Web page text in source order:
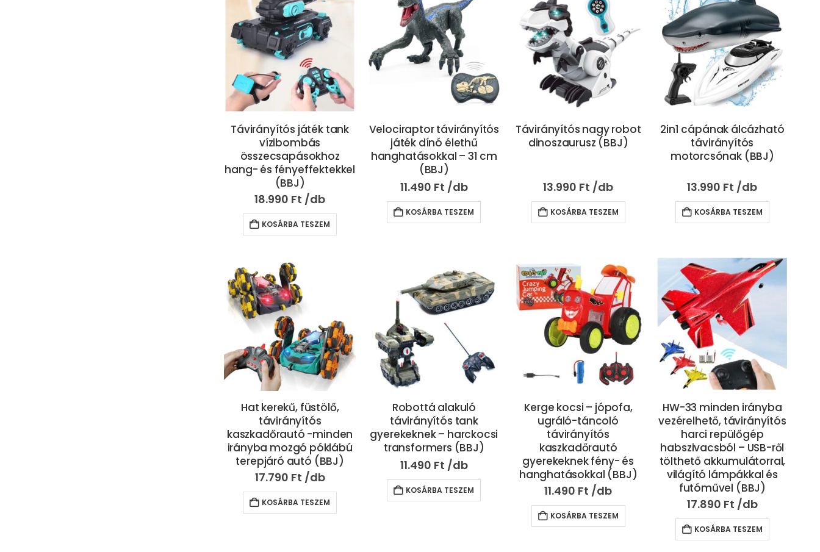
Távirányítós játék tank
vízibombás
összecsapásokhoz
hang- és fényeffektekkel
(BBJ)
18.990 Ft
KOSÁRBA TESZEM
Velociraptor távirányítós
játék dínó élethű
hanghatásokkal – 31 cm
(BBJ)
11.490 Ft
KOSÁRBA TESZEM
Távirányítós nagy robot
dinoszaurusz (BBJ)
13.990 Ft
KOSÁRBA TESZEM
2in1 cápának álcázható
távirányítós
motorcsónak (BBJ)
13.990 Ft
KOSÁRBA TESZEM
Hat kerekű, füstölő,
távirányítós
kaszkadőrautó -minden
irányba mozgó póklábú
terepjáró autó (BBJ)
17.790 Ft
KOSÁRBA TESZEM
Robottá alakuló
távirányítós tank
gyerekeknek – harckocsi
transformers (BBJ)
11.490 Ft
KOSÁRBA TESZEM
Kerge kocsi – jópofa,
ugráló-táncoló
távirányítós
kaszkadőrautó
gyerekeknek fény- és
hanghatásokkal (BBJ)
11.490 Ft
KOSÁRBA TESZEM
HW-33 minden irányba
vezérelhető, távirányítós
harci repülőgép
habszivacsból – USB-ről
tölthető akkumulátorral,
világító lámpákkal és
futóművel (BBJ)
17.890 Ft
KOSÁRBA TESZEM